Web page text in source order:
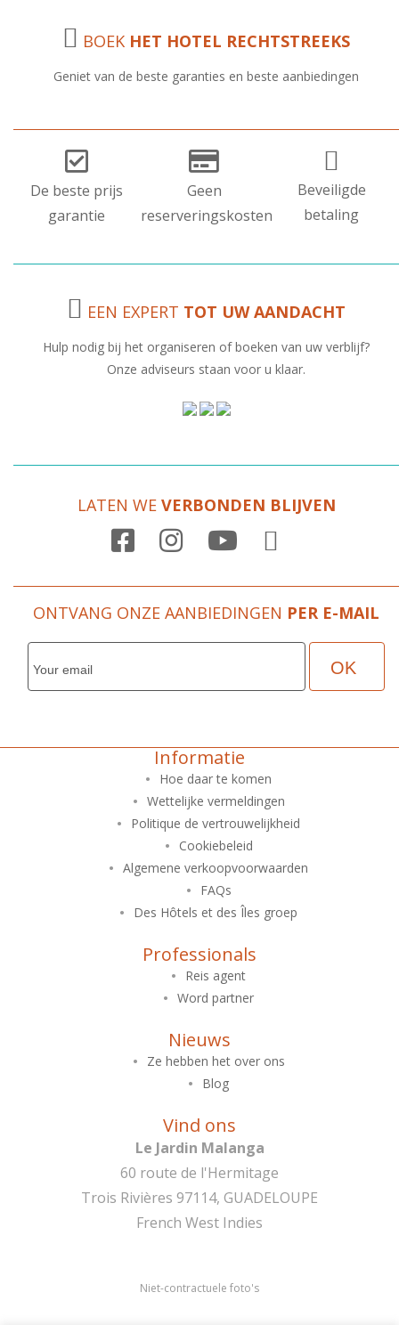
BOEK HET HOTEL RECHTSTREEKS
Geniet van de beste garanties en beste aanbiedingen
De beste prijs
garantie
Geen
reserveringskosten
Beveiligde
betaling
EEN EXPERT TOT UW AANDACHT
Hulp nodig bij het organiseren of boeken van uw verblijf?
Onze adviseurs staan voor u klaar.
LATEN WE VERBONDEN BLIJVEN

ONTVANG ONZE AANBIEDINGEN PER E-MAIL
Informatie
Hoe daar te komen
Wettelijke vermeldingen
Politique de vertrouwelijkheid
Cookiebeleid
Algemene verkoopvoorwaarden
FAQs
Des Hôtels et des Îles groep
Professionals
Reis agent
Word partner
Nieuws
Ze hebben het over ons
Blog
Vind ons
Le Jardin Malanga
60 route de l'Hermitage
Trois Rivières 97114, GUADELOUPE
French West Indies
Niet-contractuele foto's